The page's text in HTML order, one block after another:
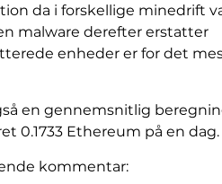
da i forskellige minedrift
malware derefter erstatter
enheder er for det
en gennemsnitlig
0.1733 Ethereum på en dag.
kommentar: